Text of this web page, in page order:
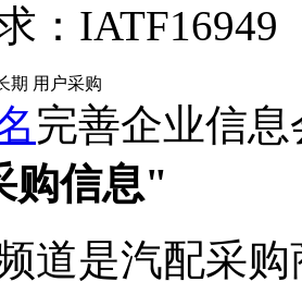
： IATF16949
期 用户采购
完善企业信
购信息"
道是汽配采